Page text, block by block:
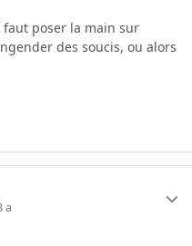
faut poser la main sur
des soucis, ou alors
a